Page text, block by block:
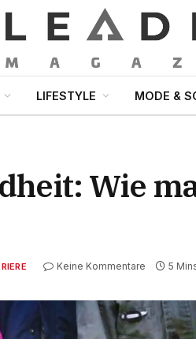
LIFESTYLE MODE &
Wie
Keine Kommentare 5